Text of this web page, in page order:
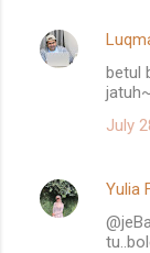
n
betul
July
Yulia